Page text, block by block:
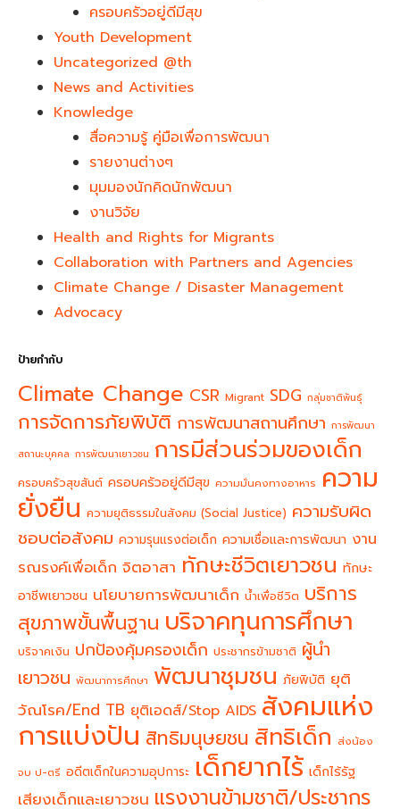
ครอบครัวอยู่ดีมีสุข
Youth Development​
Uncategorized @th
News and Activities
Knowledge
สื่อความรู้ คู่มือเพื่อการพัฒนา
รายงานต่างๆ
มุมมองนักคิดนักพัฒนา
งานวิจัย
Health and Rights for Migrants
Collaboration with Partners and Agencies
Climate Change / Disaster Management
Advocacy
ป้ายกำกับ
Climate Change CSR Migrant SDG กลุ่มชาติพันธุ์
การจัดการภัยพิบัติ การพัฒนาสถานศึกษา การพัฒนา
สถานะบุคคล การพัฒนาเยาวชน การมีส่วนร่วมของเด็ก
ครอบครัวสุขสันต์ ครอบครัวอยู่ดีมีสุข ความมั่นคงทางอาหาร ความ
ยั่งยืน ความยุติธรรมในสังคม (Social Justice) ความรับผิด
ชอบต่อสังคม ความรุนแรงต่อเด็ก ความเชื่อและการพัฒนา งาน
รณรงค์เพื่อเด็ก จิตอาสา ทักษะชีวิตเยาวชน ทักษะ
อาชีพเยาวชน นโยบายการพัฒนาเด็ก น้ำเพื่อชีวิต บริการ
สุขภาพขั้นพื้นฐาน บริจาคทุนการศึกษา
บริจาคเงิน ปกป้องคุ้มครองเด็ก ประชากรข้ามชาติ ผู้นำ
เยาวชน พัฒนาการศึกษา พัฒนาชุมชน ภัยพิบัติ ยุติ
วัณโรค/End TB ยุติเอดส์/Stop AIDS สังคมแห่ง
การแบ่งปัน สิทธิมนุษยชน สิทธิเด็ก ส่งน้อง
จบ ป-ตรี อดีตเด็กในความอุปการะ เด็กยากไร้ เด็กไร้รัฐ
เสียงเด็กและเยาวชน แรงงานข้ามชาติ/ประชากร